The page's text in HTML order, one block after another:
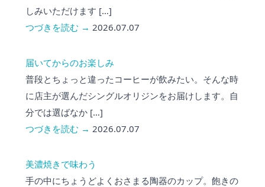
しみいただけます […]
つづきを読む → 2026.07.07
届いてからのお楽しみ
普段とちょっと違ったコーヒーが飲みたい。そんな時
に店主が選んだシングルオリジンをお届けします。自
分では選ばなか […]
つづきを読む → 2026.07.07
美濃焼きで味わう
手の中にちょうどよくおさまる陶器のカップ。飽きの